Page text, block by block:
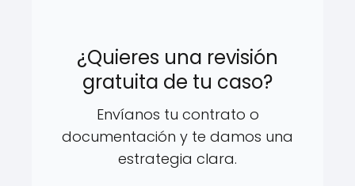
¿Quieres una revisión
gratuita de tu caso?
Envíanos tu contrato o
documentación y te damos una
estrategia clara.